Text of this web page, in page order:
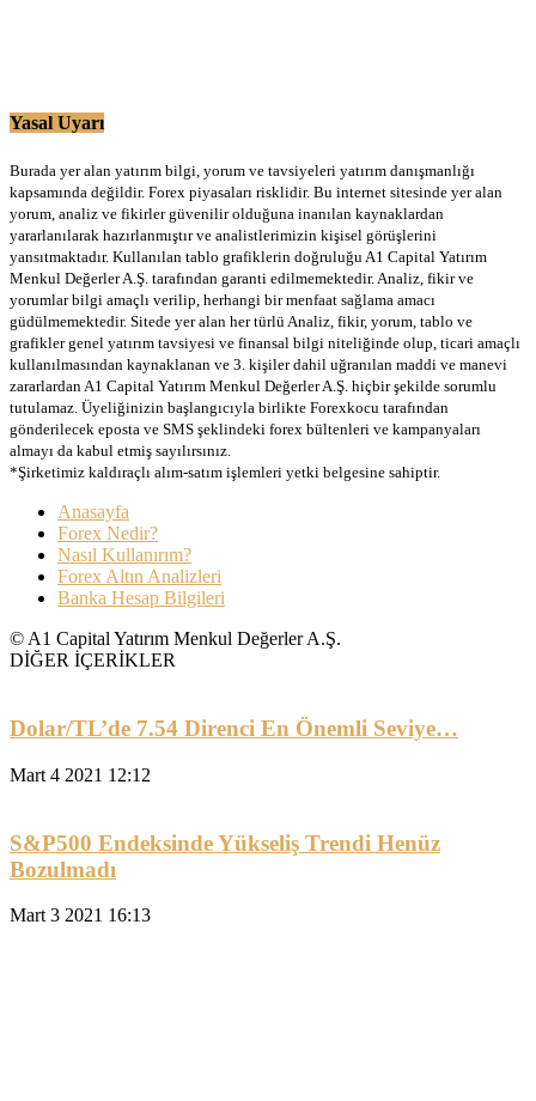
Yasal Uyarı
Burada yer alan yatırım bilgi, yorum ve tavsiyeleri yatırım danışmanlığı
kapsamında değildir. Forex piyasaları risklidir. Bu internet sitesinde yer alan
yorum, analiz ve fikirler güvenilir olduğuna inanılan kaynaklardan
yararlanılarak hazırlanmıştır ve analistlerimizin kişisel görüşlerini
yansıtmaktadır. Kullanılan tablo grafiklerin doğruluğu A1 Capital Yatırım
Menkul Değerler A.Ş. tarafından garanti edilmemektedir. Analiz, fikir ve
yorumlar bilgi amaçlı verilip, herhangi bir menfaat sağlama amacı
güdülmemektedir. Sitede yer alan her türlü Analiz, fikir, yorum, tablo ve
grafikler genel yatırım tavsiyesi ve finansal bilgi niteliğinde olup, ticari amaçlı
kullanılmasından kaynaklanan ve 3. kişiler dahil uğranılan maddi ve manevi
zararlardan A1 Capital Yatırım Menkul Değerler A.Ş. hiçbir şekilde sorumlu
tutulamaz. Üyeliğinizin başlangıcıyla birlikte Forexkocu tarafından
gönderilecek eposta ve SMS şeklindeki forex bültenleri ve kampanyaları
almayı da kabul etmiş sayılırsınız.
*Şirketimiz kaldıraçlı alım-satım işlemleri yetki belgesine sahiptir.
Anasayfa
Forex Nedir?
Nasıl Kullanırım?
Forex Altın Analizleri
Banka Hesap Bilgileri
© A1 Capital Yatırım Menkul Değerler A.Ş.
DİĞER İÇERİKLER
Dolar/TL’de 7.54 Direnci En Önemli Seviye…
Mart 4 2021 12:12
S&P500 Endeksinde Yükseliş Trendi Henüz
Bozulmadı
Mart 3 2021 16:13